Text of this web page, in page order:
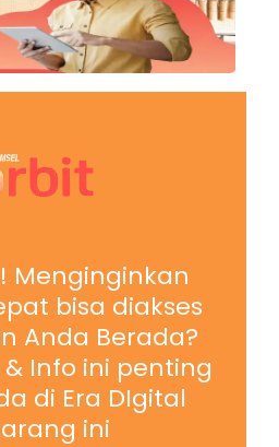
Menginginkan
bisa diakses
Anda Berada?
Info ini penting
di Era DIgital
ini